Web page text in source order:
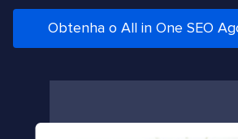
l
Obtenha o All in One SEO